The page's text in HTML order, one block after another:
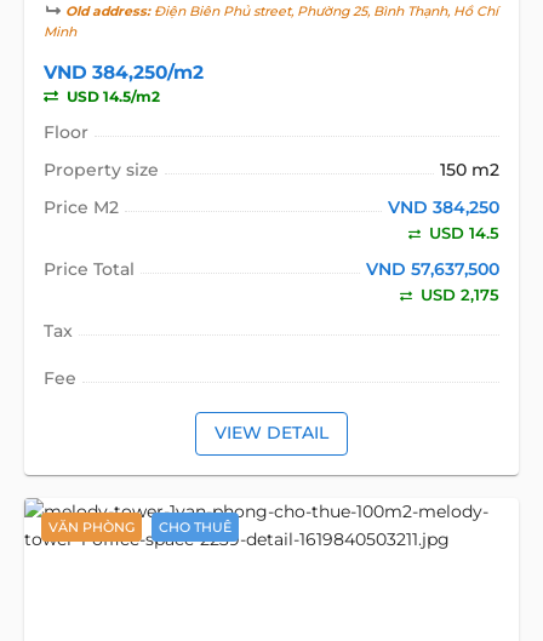
Old address:Điện Biên Phủ street, Phường 25, Bình Thạnh, Hồ Chí
Minh
VND 384,250/m2
USD 14.5/m2
Floor
Property size
150 m2
Price M2
VND 384,250
USD 14.5
Price Total VND 57,637,500
USD 2,175
Tax
Fee
VIEW DETAIL
VĂN PHÒNG CHO THUÊ